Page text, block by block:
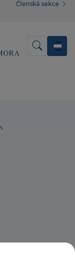
Členská sekce